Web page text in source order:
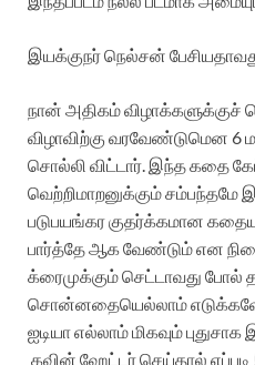
இயக்குநர் நெல்சன்
நான் அதிகம்
விழாவிற்கு வரவேண்டுமென 6
சொல்லி விட்டார். இந்த கதை
வெற்றிமாறனுக்கும்
படுபயங்கர குதர்க்கமான
பார்த்தே ஆக வேண்டும் என
க்ரைமுக்கும் செட்டாவது போல்
சொன்னதையெல்லாம் எடுக்கவே
ஐடியா எல்லாம் மிகவும்
கவின் ஹேட்டர் செய்தால் எப்படி